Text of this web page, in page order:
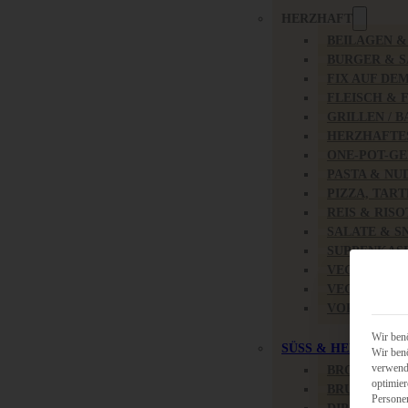
HERZHAFT
SALATE &
SÜSS & HERZHAFT
BRUNCH &
Wir
Wir